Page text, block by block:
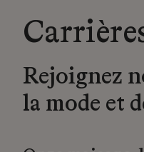
Rejoignez
la mode et